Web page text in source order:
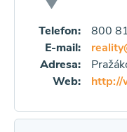
Telefon:
800
E-mail:
Adresa:
Web:
http://